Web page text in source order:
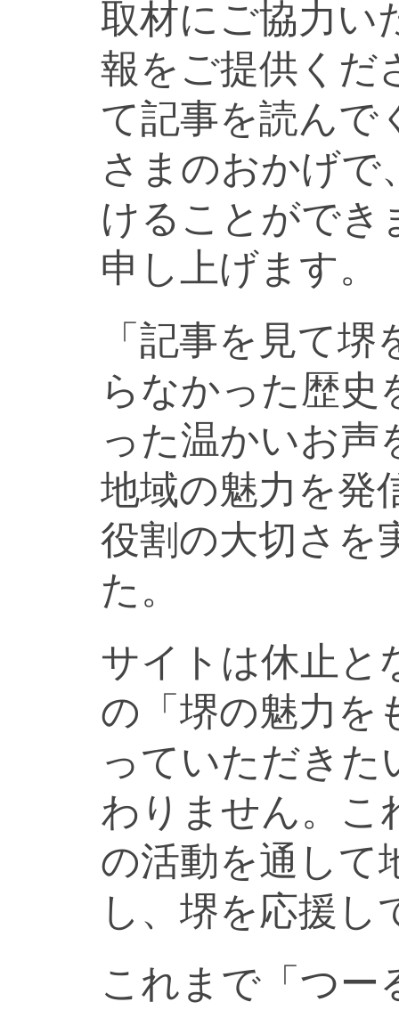
取材にご協力い
報をご提供くだ
て記事を読んで
さまのおかげで
けることができ
申し上げます。
「記事を見て
らなかった歴史
った温かいお声
地域の魅力を発
役割の大切さを
た。
サイトは休止と
の「堺の魅力を
っていただきた
わりません。こ
の活動を通して
し、堺を応援し
これまで「つー